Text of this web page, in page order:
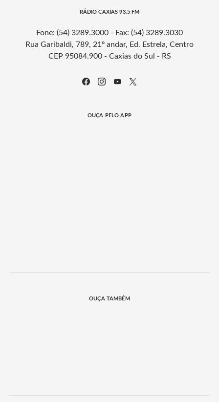
RÁDIO CAXIAS 93.5 FM
Fone: (54) 3289.3000 - Fax: (54) 3289.3030
Rua Garibaldi, 789, 21º andar, Ed. Estrela, Centro
CEP 95084.900 - Caxias do Sul - RS
OUÇA PELO APP
OUÇA TAMBÉM